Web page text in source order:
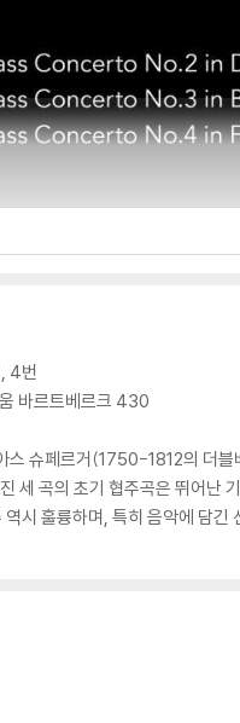
4번
바르트베르크 430
슈페르거(1750-1812의 더
세 곡의 초기 협주곡은 뛰어난
시 훌륭하며, 특히 음악에 담